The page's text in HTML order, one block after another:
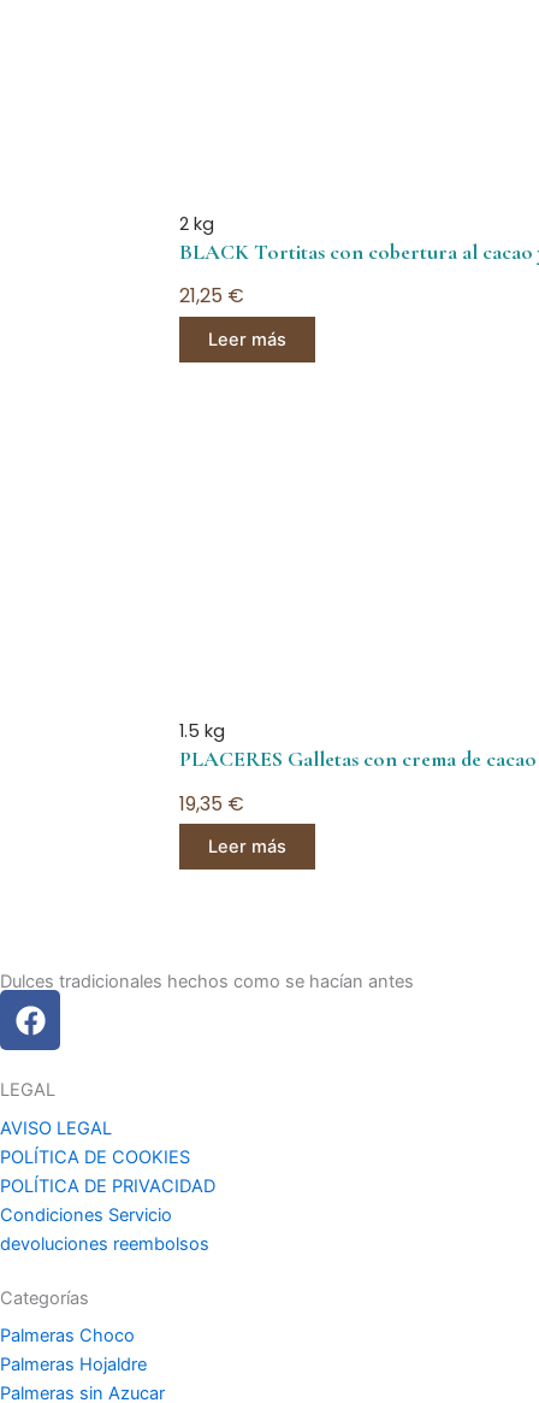
2 kg
BLACK Tortitas con cobertura al cacao
21,25 €
Leer más
1.5 kg
PLACERES Galletas con crema de
19,35 €
Leer más
Dulces tradicionales hechos como se hacían antes
F
a
e
b
o
o
k
LEGAL
AVISO LEGAL
POLÍTICA DE COOKIES
POLÍTICA DE PRIVACIDAD
Condiciones Servicio
devoluciones reembolsos
Categorías
Palmeras Choco
Palmeras Hojaldre
Palmeras sin Azucar